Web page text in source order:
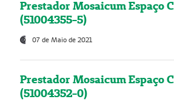
Prestador Mosaicum Espaço
(51004355-5)
07 de Maio de 2021
Prestador Mosaicum Espaço
(51004352-0)